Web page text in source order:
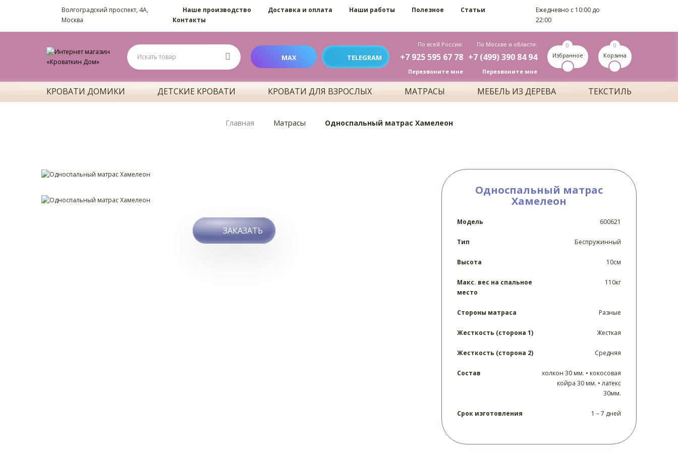
Волгоградский проспект, 4А,
Москва
Наше производство Доставка и оплата Наши работы Полезное
Статьи
Контакты
Ежедневно c 10:00 до
22:00
MAX TELEGRAM
По всей России:
+7 925 595 67 78
Перезвоните мне
По Москве и области:
+7 (499) 390 84 94
Перезвоните мне
0
Избранное
0
Корзина
КРОВАТИ ДОМИКИ ДЕТСКИЕ КРОВАТИ КРОВАТИ ДЛЯ ВЗРОСЛЫХ МАТРАСЫ МЕБЕЛЬ ИЗ ДЕРЕВА ТЕКСТИЛЬ
Главная Матрасы Односпальный матрас Хамелеон
ЗАКАЗАТЬ
Односпальный матрас
Хамелеон
Модель 600621
Тип Беспружинный
Высота 10см
Макс. вес на спальное
место
110кг
Стороны матраса Разные
Жесткость (сторона 1) Жесткая
Жесткость (сторона 2) Средняя
Состав
холкон 30 мм. • кокосовая
койра 30 мм. • латекс
30мм.
Срок изготовления 1 – 7 дней